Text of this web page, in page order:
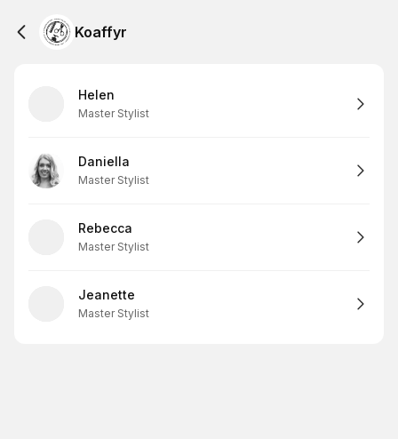
Koaffyr
Helen
Master Stylist
Daniella
Master Stylist
Rebecca
Master Stylist
Jeanette
Master Stylist